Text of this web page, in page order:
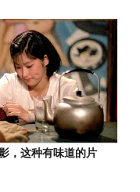
，这种有味道的片